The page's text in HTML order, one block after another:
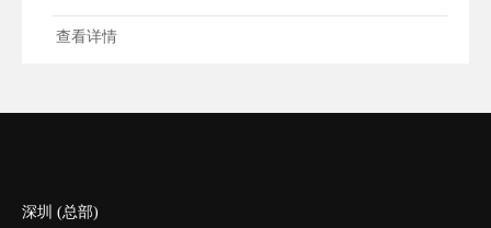
就...
查看详情
深圳 (总部)